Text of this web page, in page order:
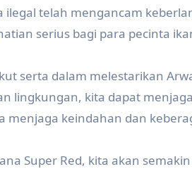
telah mengancam
serius bagi para pecinta
serta dalam melestarikan
lingkungan, kita dapat
menjaga keindahan dan
Super Red, kita akan